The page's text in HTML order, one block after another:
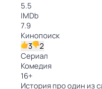
5.5
IMDb
7.9
Кинопоиск
3
2
Сериал
Комедия
16+
История про один из